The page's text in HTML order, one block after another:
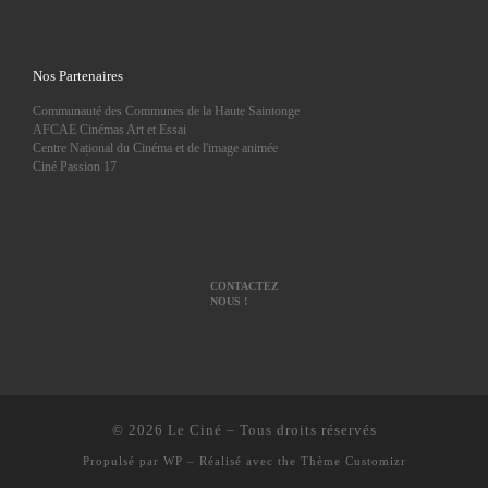
Nos Partenaires
Communauté des Communes de la Haute Saintonge
AFCAE Cinémas Art et Essai
Centre Național du Cinéma et de l'image animée
Ciné Passion 17
CONTACTEZ
NOUS !
© 2026 Le Ciné – Tous droits réservés
Propulsé par WP – Réalisé avec the Thème Customizr